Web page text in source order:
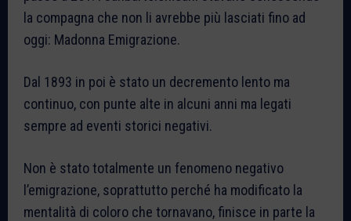
la compagna che non li avrebbe più lasciati fino ad
oggi: Madonna Emigrazione.
Dal 1893 in poi è stato un decremento lento ma
continuo, con punte alte in alcuni anni ma legati
sempre ad eventi storici negativi.
Non è stato totalmente un fenomeno negativo
l’emigrazione, soprattutto perché ha modificato la
mentalità di coloro che tornavano, finisce in parte la